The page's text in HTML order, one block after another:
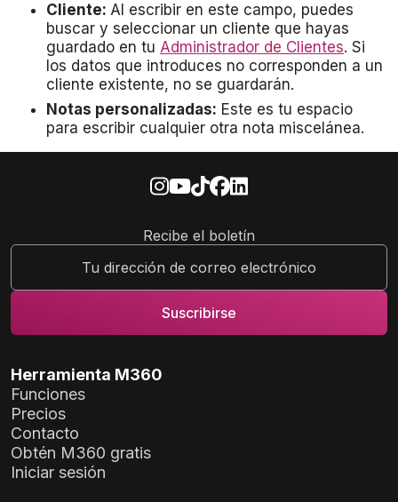
Cliente: Al escribir en este campo, puedes
buscar y seleccionar un cliente que hayas
guardado en tu Administrador de Clientes. Si
los datos que introduces no corresponden a un
cliente existente, no se guardarán.
Notas personalizadas: Este es tu espacio
para escribir cualquier otra nota miscelánea.
Recibe el boletín
Herramienta M360
Funciones
Precios
Contacto
Obtén M360 gratis
Iniciar sesión